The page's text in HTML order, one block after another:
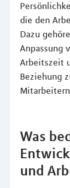
die den
Dazu
Anpassung
Arbeitszeit
Beziehung
Was
und